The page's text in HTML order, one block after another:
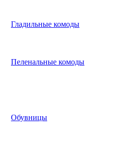
Гладильные комоды
Пеленальные комоды
Обувницы